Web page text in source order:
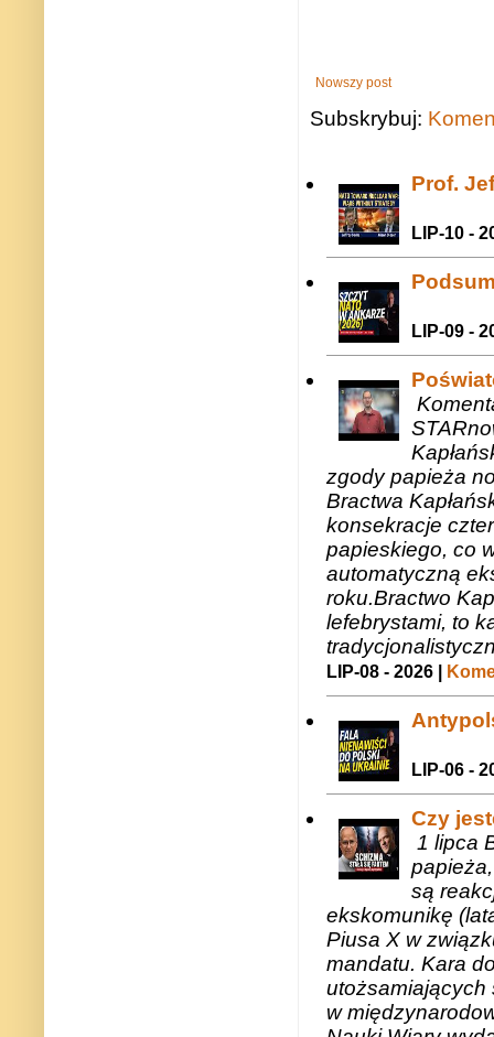
Nowszy post
Subskrybuj:
Prof.
LIP-10 -
LIP-09 -
zgody papieża
Bractwa
konsekracje
papieskiego, co
automatyczną
roku.Bractwo
lefebrystami, to
LIP-08 - 2026 |
LIP-06 -
Czy
1 lipca
są
ekskomunikę
Piusa X w
mandatu. Kara
utożsamiających
w